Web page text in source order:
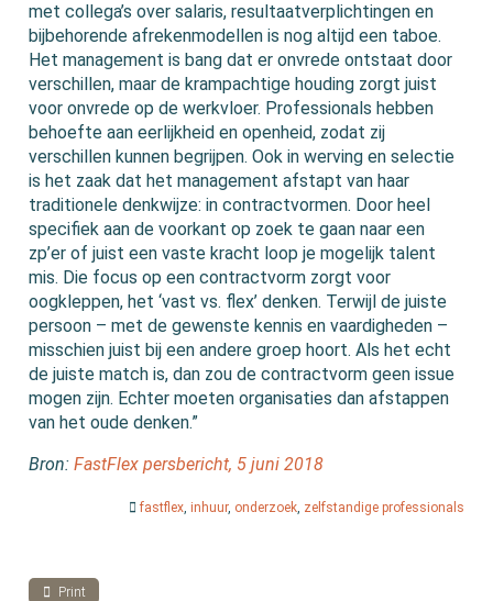
met collega’s over salaris, resultaatverplichtingen en
bijbehorende afrekenmodellen is nog altijd een taboe.
Het management is bang dat er onvrede ontstaat door
verschillen, maar de krampachtige houding zorgt juist
voor onvrede op de werkvloer. Professionals hebben
behoefte aan eerlijkheid en openheid, zodat zij
verschillen kunnen begrijpen. Ook in werving en selectie
is het zaak dat het management afstapt van haar
traditionele denkwijze: in contractvormen. Door heel
specifiek aan de voorkant op zoek te gaan naar een
zp’er of juist een vaste kracht loop je mogelijk talent
mis. Die focus op een contractvorm zorgt voor
oogkleppen, het ‘vast vs. flex’ denken. Terwijl de juiste
persoon – met de gewenste kennis en vaardigheden –
misschien juist bij een andere groep hoort. Als het echt
de juiste match is, dan zou de contractvorm geen issue
mogen zijn. Echter moeten organisaties dan afstappen
van het oude denken.”
Bron:FastFlex persbericht, 5 juni 2018
fastflex, inhuur, onderzoek, zelfstandige professionals
Print